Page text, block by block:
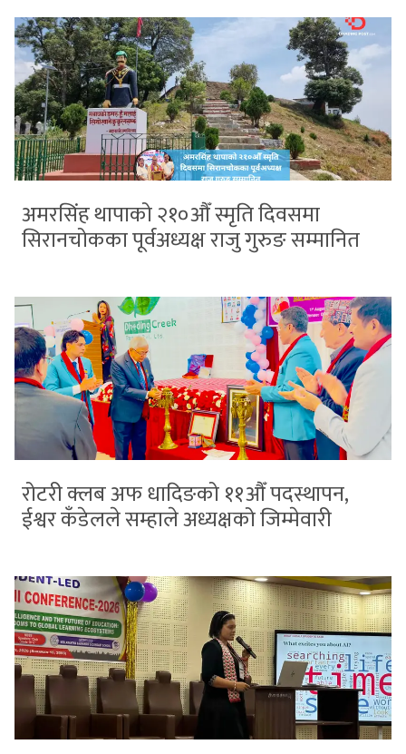
अमरसिंह थापाको २१०औँ स्मृति दिवसमा
सिरानचोकका पूर्वअध्यक्ष राजु गुरुङ सम्मानित
रोटरी क्लब अफ धादिङको ११औँ पदस्थापन,
ईश्वर कँडेलले सम्हाले अध्यक्षको जिम्मेवारी